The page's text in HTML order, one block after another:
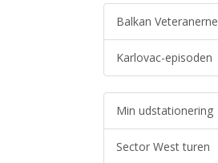
Balkan Veteranerne
Karlovac-episoden
Min udstationering
Sector West turen